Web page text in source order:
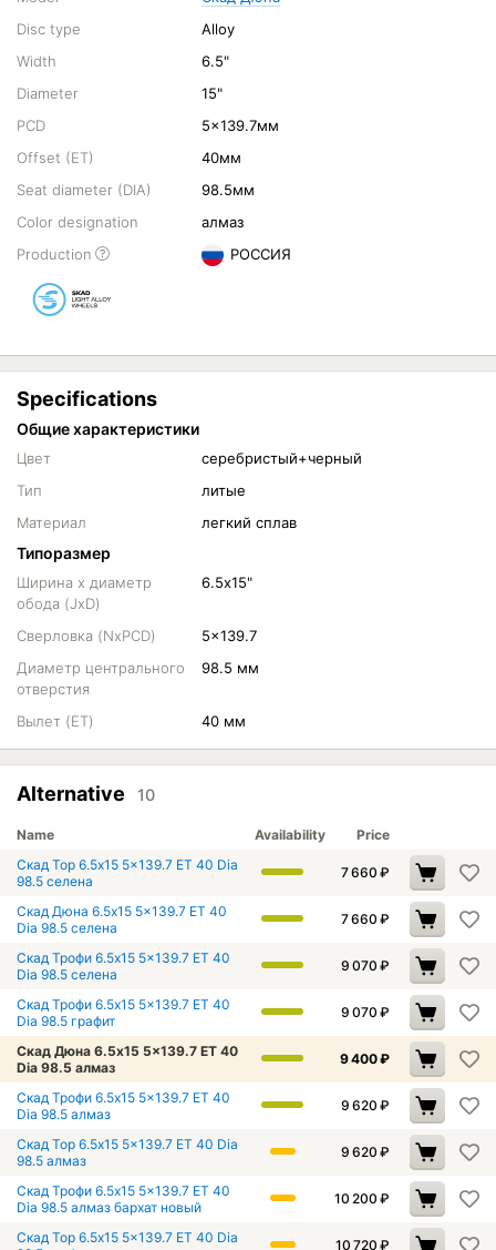
Disc type
Alloy
Width
6.5"
Diameter
15"
PCD
5x139.7мм
Offset (ET)
40мм
Seat diameter (DIA)
98.5мм
Color designation
алмаз
Production
РОССИЯ
Specifications
Общие характеристики
Цвет
серебристый+черный
Тип
литые
Материал
легкий сплав
Типоразмер
Ширина х диаметр
обода (JxD)
6.5х15"
Сверловка (NxPCD)
5x139.7
Диаметр центрального
отверстия
98.5 мм
Вылет (ET) 40 мм
Alternative 10
Name Availability
Price
Скад Тор 6.5x15 5x139.7 ET 40 Dia
98.5 селена
7 660 ₽
Скад Дюна 6.5x15 5x139.7 ET 40
Dia 98.5 селена
7 660 ₽
Скад Трофи 6.5x15 5x139.7 ET 40
Dia 98.5 селена
9 070 ₽
Скад Трофи 6.5x15 5x139.7 ET 40
Dia 98.5 графит
9 070 ₽
Скад Дюна 6.5x15 5x139.7 ET 40
Dia 98.5 алмаз
9 400₽
Скад Трофи 6.5x15 5x139.7 ET 40
Dia 98.5 алмаз
9 620 ₽
Скад Тор 6.5x15 5x139.7 ET 40 Dia
98.5 алмаз
9 620 ₽
Скад Трофи 6.5x15 5x139.7 ET 40
Dia 98.5 алмаз бархат новый
10 200 ₽
Скад Тор 6.5x15 5x139.7 ET 40 Dia
10 720 ₽